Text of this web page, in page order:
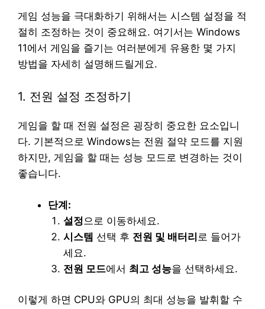
게임 성능을 극대화하기 위해서는 시스템 설정을 적
절히 조정하는 것이 중요해요. 여기서는 Windows
11에서 게임을 즐기는 여러분에게 유용한 몇 가지
방법을 자세히 설명해드릴게요.
1. 전원 설정 조정하기
게임을 할 때 전원 설정은 굉장히 중요한 요소입니
다. 기본적으로 Windows는 전원 절약 모드를 지원
하지만, 게임을 할 때는 성능 모드로 변경하는 것이
좋습니다.
단계:
설정 으로 이동하세요.
시스템 선택 후 전원 및 배터리 로 들어가
세요.
전원 모드에서 최고 성능을 선택하세요.
이렇게 하면 CPU와 GPU의 최대 성능을 발휘할 수